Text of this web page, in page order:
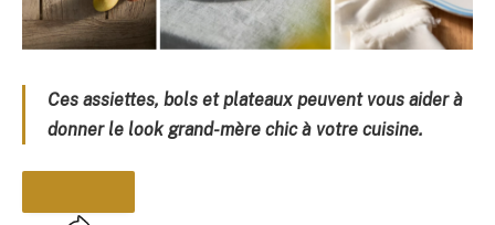
Ces assiettes, bols et plateaux peuvent vous aider à
donner le look grand-mère chic à votre cuisine.